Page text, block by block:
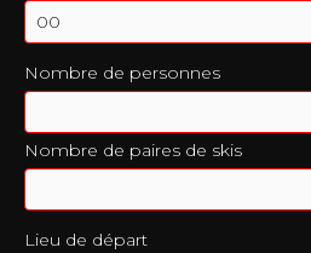
Nombre de personnes
Nombre de paires de skis
Lieu de départ